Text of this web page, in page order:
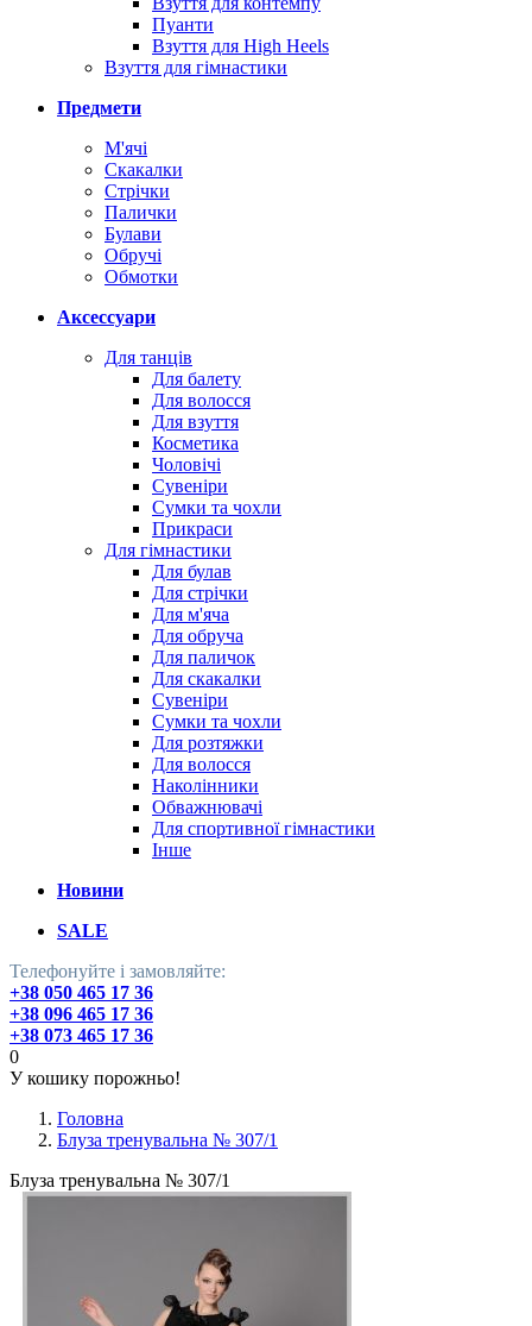
Пуанти
Взуття для High Heels
Взуття для гімнастики
Предмети
М'ячі
Скакалки
Стрічки
Палички
Булави
Обручі
Обмотки
Аксессуари
Для танців
Для балету
Для волосся
Для взуття
Косметика
Чоловічі
Сувеніри
Сумки та чохли
Прикраси
Для гімнастики
Для булав
Для стрічки
Для м'яча
Для обруча
Для паличок
Для скакалки
Сувеніри
Сумки та чохли
Для розтяжки
Для волосся
Наколінники
Обважнювачі
Для спортивної гімнастики
Інше
Новини
SALE
Телефонуйте і замовляйте:
+38 050 465 17 36
+38 096 465 17 36
+38 073 465 17 36
0
У кошику порожньо!
Головна
Блуза тренувальна № 307/1
Блуза тренувальна № 307/1